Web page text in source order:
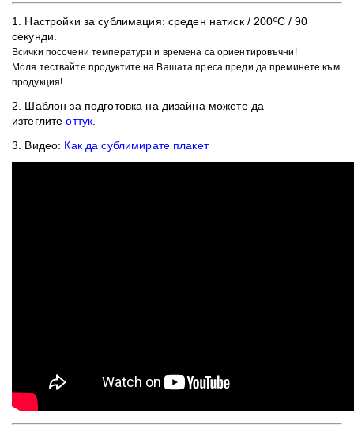
1. ​Настройки за сублимация: среден натиск / 200ºC / 90
секунди.
Всички посочени температури и времена са ориентировъчни!
Моля тествайте продуктите на Вашата преса преди да преминете към
продукция!
2. Шаблон за подготовка на дизайна можете да
изтеглитеоттук
3. Видео: Как да сублимирате плакет